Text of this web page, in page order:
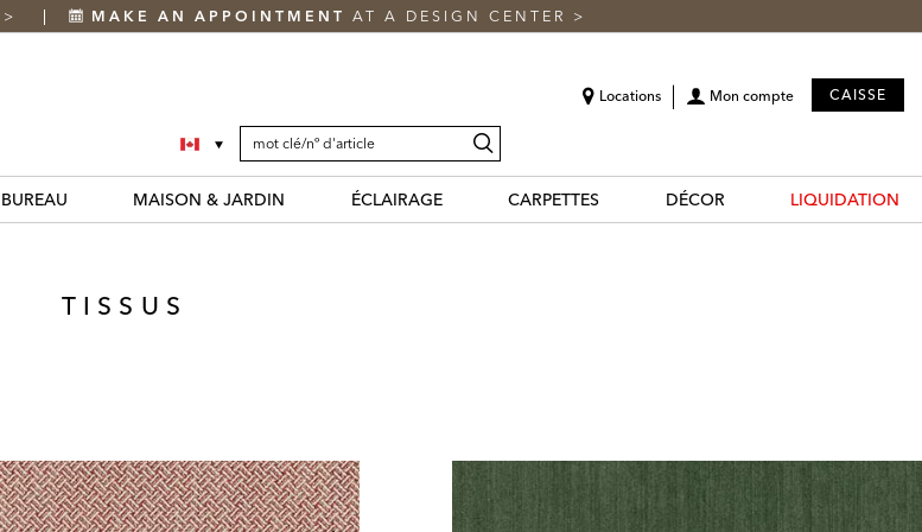
> MAKE AN APPOINTMENT AT A DESIGN CENTER >
Locations Mon compte CAISSE
SEARCH
CATALOG
Search
Catalog
BUREAU MAISON & JARDIN ÉCLAIRAGE CARPETTES DÉCOR LIQUIDATION
TISSUS